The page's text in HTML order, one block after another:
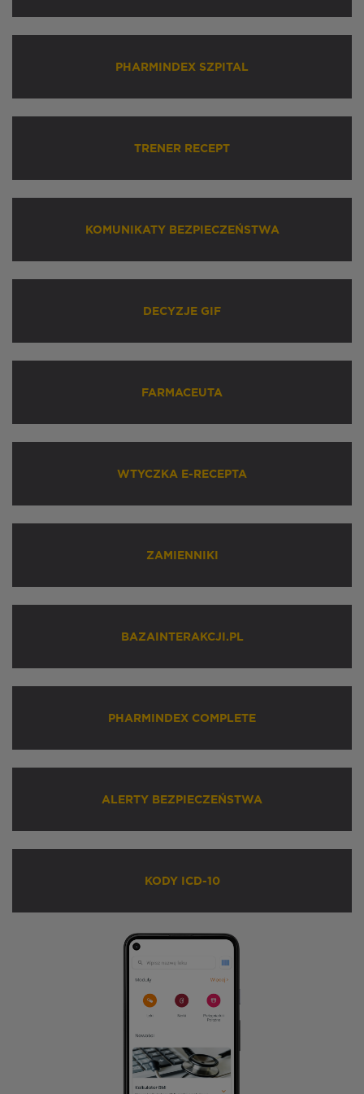
PHARMINDEX SZPITAL
TRENER RECEPT
KOMUNIKATY BEZPIECZEŃSTWA
DECYZJE GIF
FARMACEUTA
WTYCZKA E-RECEPTA
ZAMIENNIKI
BAZAINTERAKCJI.PL
PHARMINDEX COMPLETE
ALERTY BEZPIECZEŃSTWA
KODY ICD-10